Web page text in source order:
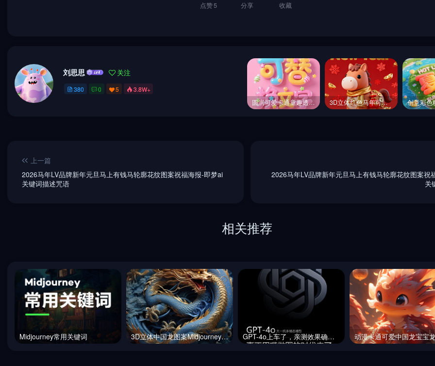
点赞5 分享 收藏
刘思思 关注
380 0 5 3.8W+
圆润可爱卡通童趣透明玻璃糖果装饰活动海报字体设计素材-即梦ai关键词描述咒语 3D立体红色马年可爱小马卡通风格新年祝福海报-即梦ai关键词描述咒语
上一篇
2026马年LV品牌新年元旦马上有钱马轮廓花纹图案祝福海报-即梦ai
关键词描述咒语
2026马年LV品牌新年元旦马上有钱马轮廓花纹图案祝
关
相关推荐
Midjourney常用关键词 3D立体中国龙图案Midjourney咒语 GPT-4o上车了，亲测效果确实非常炸